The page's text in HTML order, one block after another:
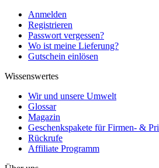
Anmelden
Registrieren
Passwort vergessen?
Wo ist meine Lieferung?
Gutschein einlösen
Wissenswertes
Wir und unsere Umwelt
Glossar
Magazin
Geschenkspakete für Firmen- &
Rückrufe
Affiliate Programm